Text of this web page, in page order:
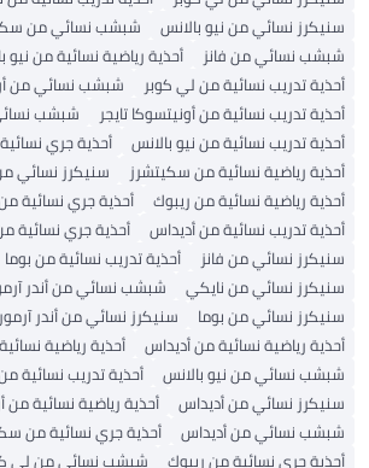
سنيكرز نسائي من نيو بالانس
شبشب نسائي من
شبشب نسائي من فانز
أحذية رياضية نسائية من نيو
أحذية تدريب نسائية من لي كوبر
شبشب نسائي من
أحذية تدريب نسائية من أونيتسوكا تايجر
شبشب
أحذية تدريب نسائية من نيو بالانس
أحذية جري
أحذية رياضية نسائية من سكيتشرز
سنيكرز نسائي
أحذية رياضية نسائية من ريبوك
أحذية جري نسائية
أحذية تدريب نسائية من أديداس
أحذية جري نسائية
سنيكرز نسائي من فانز
أحذية تدريب نسائية من بوما
سنيكرز نسائي من نايكي
شبشب نسائي من أندر
سنيكرز نسائي من بوما
سنيكرز نسائي من أندر آرمور
أحذية رياضية نسائية من أديداس
أحذية رياضية
شبشب نسائي من نيو بالانس
أحذية تدريب نسائية
سنيكرز نسائي من أديداس
أحذية رياضية نسائية من
شبشب نسائي من أديداس
أحذية جري نسائية من
أحذية جري نسائية من ريبوك
شبشب نسائي من لي